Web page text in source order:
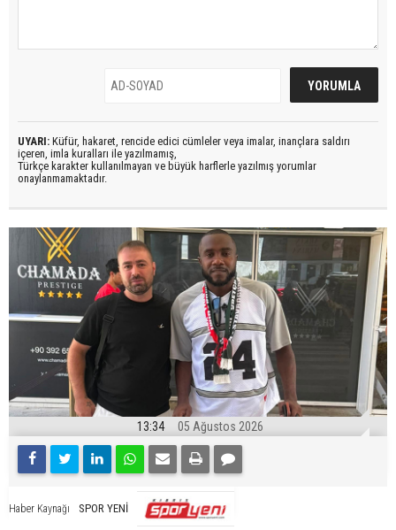
UYARI: Küfür, hakaret, rencide edici cümleler veya imalar, inançlara saldırı
içeren, imla kuralları ile yazılmamış,
Türkçe karakter kullanılmayan ve büyük harflerle yazılmış yorumlar
onaylanmamaktadır.
13:34 05 Ağustos 2026
Haber Kaynağı SPOR YENİ